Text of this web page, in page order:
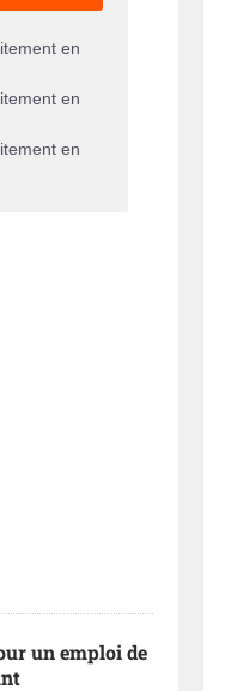
en
en
en
un emploi de